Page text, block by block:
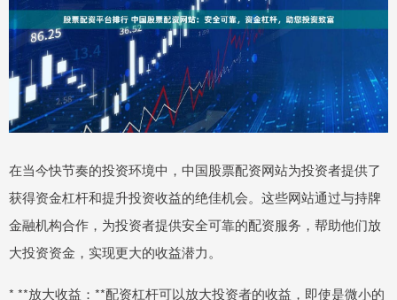
在当今快节奏的投资环境中，中国股票配资网站为投资者提供了
获得资金杠杆和提升投资收益的绝佳机会。这些网站通过与持牌
金融机构合作，为投资者提供安全可靠的配资服务，帮助他们放
大投资资金，实现更大的收益潜力。
* **放大收益：**配资杠杆可以放大投资者的收益，即使是微小的